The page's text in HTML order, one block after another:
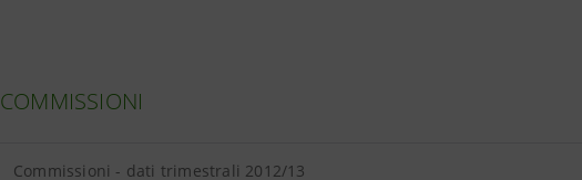
COMMISSIONI
Commissioni - dati trimestrali 2012/13